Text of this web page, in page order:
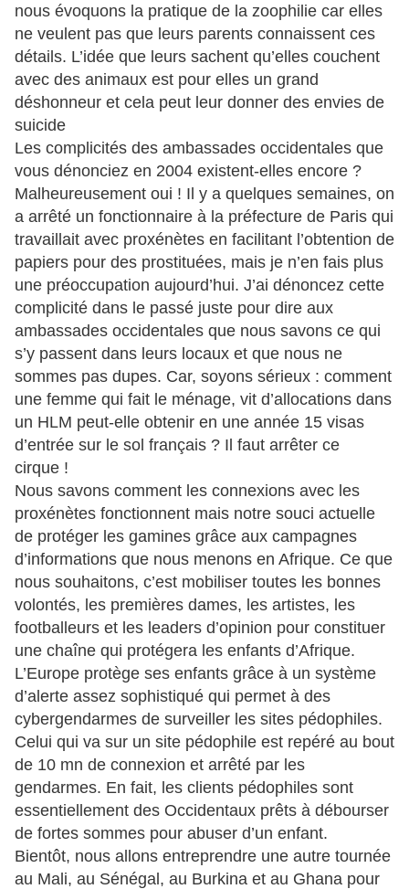
nous évoquons la pratique de la zoophilie car elles
ne veulent pas que leurs parents connaissent ces
détails. L’idée que leurs sachent qu’elles couchent
avec des animaux est pour elles un grand
déshonneur et cela peut leur donner des envies de
suicide
Les complicités des ambassades occidentales que
vous dénonciez en 2004 existent-elles encore ?
Malheureusement oui ! Il y a quelques semaines, on
a arrêté un fonctionnaire à la préfecture de Paris qui
travaillait avec proxénètes en facilitant l’obtention de
papiers pour des prostituées, mais je n’en fais plus
une préoccupation aujourd’hui. J’ai dénoncez cette
complicité dans le passé juste pour dire aux
ambassades occidentales que nous savons ce qui
s’y passent dans leurs locaux et que nous ne
sommes pas dupes. Car, soyons sérieux : comment
une femme qui fait le ménage, vit d’allocations dans
un HLM peut-elle obtenir en une année 15 visas
d’entrée sur le sol français ? Il faut arrêter ce
cirque !
Nous savons comment les connexions avec les
proxénètes fonctionnent mais notre souci actuelle
de protéger les gamines grâce aux campagnes
d’informations que nous menons en Afrique. Ce que
nous souhaitons, c’est mobiliser toutes les bonnes
volontés, les premières dames, les artistes, les
footballeurs et les leaders d’opinion pour constituer
une chaîne qui protégera les enfants d’Afrique.
L’Europe protège ses enfants grâce à un système
d’alerte assez sophistiqué qui permet à des
cybergendarmes de surveiller les sites pédophiles.
Celui qui va sur un site pédophile est repéré au bout
de 10 mn de connexion et arrêté par les
gendarmes. En fait, les clients pédophiles sont
essentiellement des Occidentaux prêts à débourser
de fortes sommes pour abuser d’un enfant.
Bientôt, nous allons entreprendre une autre tournée
au Mali, au Sénégal, au Burkina et au Ghana pour